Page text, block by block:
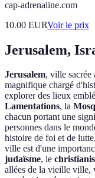
cap-adrenaline.com
10.00 EURVoir le prix
Jerusalem,
Jerusalem, ville
magnifique chargé
explorer des lieux
Lamentations, la
chacun portant une
personnes dans le
histoire de foi et de
ville est d'une
judaïsme, le
allées de la vieille ville,